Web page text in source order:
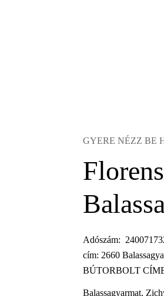
GYERE NÉZZ BE
Adószám:
cím: 2660
BÚTORBOLT
Balassagyarmat,